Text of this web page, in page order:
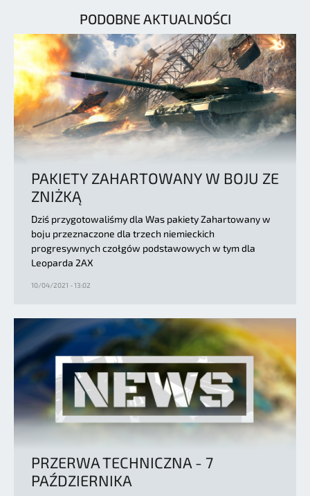
PODOBNE AKTUALNOŚCI
PAKIETY ZAHARTOWANY W BOJU ZE
ZNIŻKĄ
Dziś przygotowaliśmy dla Was pakiety Zahartowany w
boju przeznaczone dla trzech niemieckich
progresywnych czołgów podstawowych w tym dla
Leoparda 2AX
10/04/2021 - 13:02
PRZERWA TECHNICZNA - 7
PAŹDZIERNIKA